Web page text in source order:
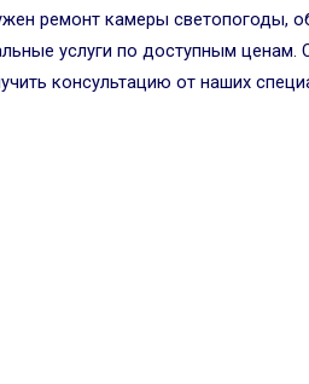
ремонт камеры светопогоды,
услуги по доступным ценам.
консультацию от наших